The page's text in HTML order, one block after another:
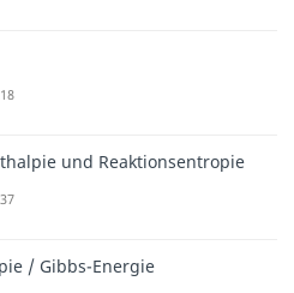
und Reaktionsentropie
/ Gibbs-Energie